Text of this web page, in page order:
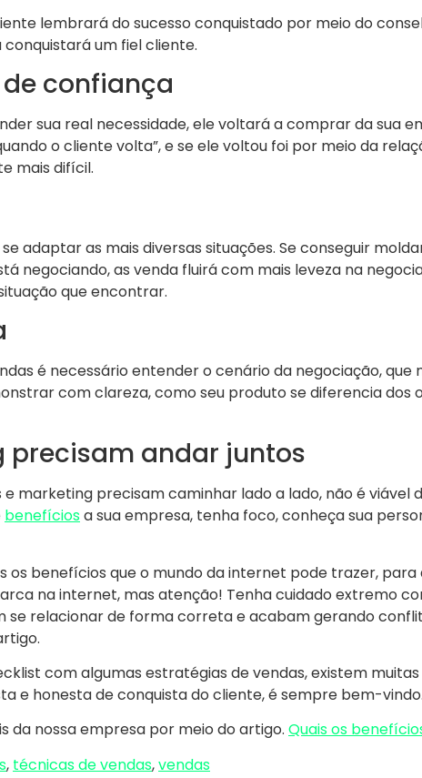
lembrará do sucesso conquistado por meio do
um fiel cliente.
confiança
sua real necessidade, ele voltará a comprar da sua
o cliente volta”, e se ele voltou foi por meio da
mais difícil.
adaptar as mais diversas situações. Se conseguir
negociando, as venda fluirá com mais leveza na
que encontrar.
é necessário entender o cenário da negociação, que
com clareza, como seu produto se diferencia
precisam andar juntos
marketing precisam caminhar lado a lado, não é
benefíciosa sua empresa, tenha foco, conheça sua
os benefícios que o mundo da internet pode trazer, para
na internet, mas atenção! Tenha cuidado extremo
relacionar de forma correta e acabam gerando
com algumas estratégias de vendas, existem
e honesta de conquista do cliente, é sempre bem-vindo.
da nossa empresa por meio do artigo. Quais os
, técnicas de vendas,vendas